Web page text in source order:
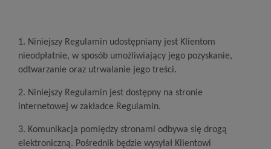
1. Niniejszy Regulamin udostępniany jest Klientom
nieodpłatnie, w sposób umożliwiający jego pozyskanie,
odtwarzanie oraz utrwalanie jego treści.
2. Niniejszy Regulamin jest dostępny na stronie
internetowej w zakładce Regulamin.
3. Komunikacja pomiędzy stronami odbywa się drogą
elektroniczną. Pośrednik będzie wysyłał Klientowi